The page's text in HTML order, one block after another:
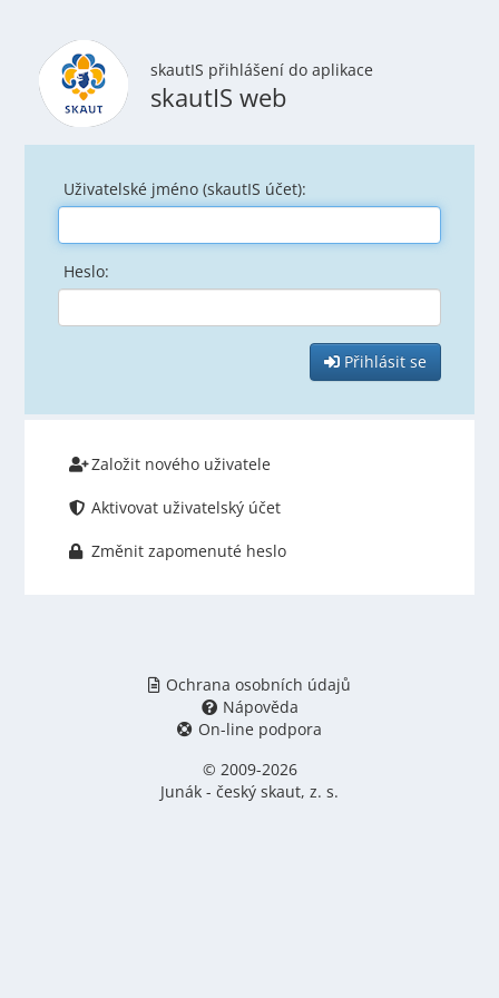
skautIS přihlášení do aplikace
skautIS web
Uživatelské jméno (skautIS účet):
Heslo:
Přihlásit se
Založit nového uživatele
Aktivovat uživatelský účet
Změnit zapomenuté heslo
Ochrana osobních údajů
Nápověda
On-line podpora
© 2009-2026
Junák - český skaut, z. s.